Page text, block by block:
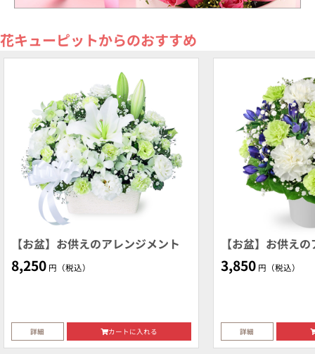
花キューピットからのおすすめ
【お盆】お供えのアレンジメント
8,250 円（税込）
詳細 カートに入れる
【お盆】お供え
3,850 円（税込）
詳細